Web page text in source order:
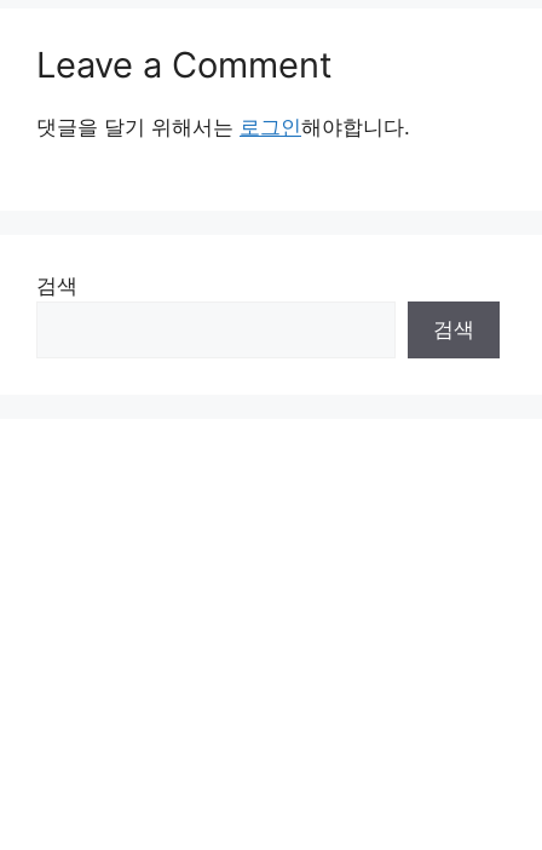
Leave a Comment
댓글을 달기 위해서는 로그인해야합니다.
검색
검색